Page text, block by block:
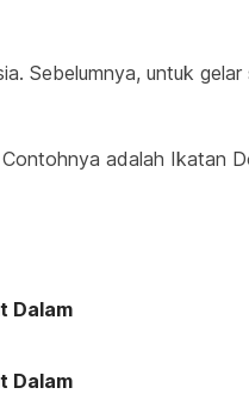
Sebelumnya, untuk
adalah Ikatan
Dalam
Dalam